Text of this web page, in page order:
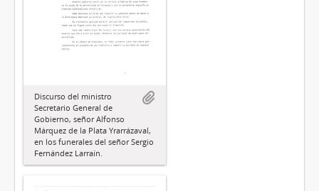
Discurso del ministro
Secretario General de
Gobierno, señor Alfonso
Márquez de la Plata Yrarrázaval,
en los funerales del señor Sergio
Fernández Larraín.